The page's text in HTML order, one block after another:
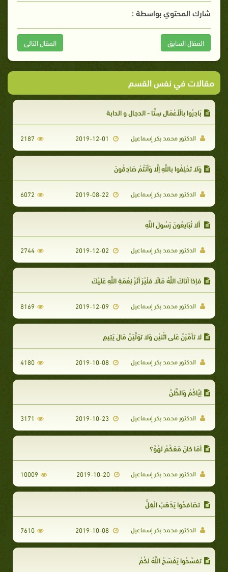
شارك المحتوي بواسطة :
المقال السابق المقال التالى
مقالات في نفس القسم
بَادِرُوا بِالْأَعْمَالِ سِتًّا - الدجال و الدابة
الدكتور محمد بكر إسماعيل 2187
وَلَا تَحْلِفُوا بِاللَّهِ إِلَّا وَأَنْتُمْ صَادِقُونَ
الدكتور محمد بكر إسماعيل 6072
أَلَا تُبَايِعُونَ رَسُولَ اللَّهِ
الدكتور محمد بكر إسماعيل 2744
فَإِذَا آتَاكَ اللَّهُ مَالًا فَلْيُرَ أَثَرُ نِعْمَةِ اللَّهِ عَلَيْكَ
الدكتور محمد بكر إسماعيل 8169
لَا تَأَمَّرَنَّ عَلَى اثْنَيْنِ وَلَا تَوَلَّيَنَّ مَالَ يَتِيمٍ
الدكتور محمد بكر إسماعيل 4180
إِيَّاكُمْ وَالظَّنَّ
الدكتور محمد بكر إسماعيل 3171
أَمَا كَانَ مَعَكُمْ لَهْوٌ؟
الدكتور محمد بكر إسماعيل 2019-10-20
10009
تَصَافَحُوا يَذْهَبْ الْغِلُّ
الدكتور محمد بكر إسماعيل 7610
تَفَسَّحُوا يَفْسَحْ اللَّهُ لَكُمْ